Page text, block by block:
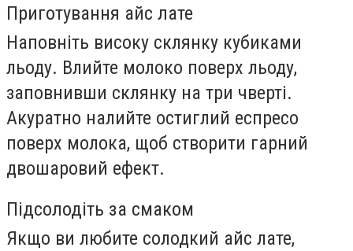
Приготування айс лате
Наповніть високу склянку кубиками
льоду. Влийте молоко поверх льоду,
заповнивши склянку на три чверті.
Акуратно налийте остиглий еспресо
поверх молока, щоб створити гарний
двошаровий ефект.
Підсолодіть за смаком
Якщо ви любите солодкий айс лате,